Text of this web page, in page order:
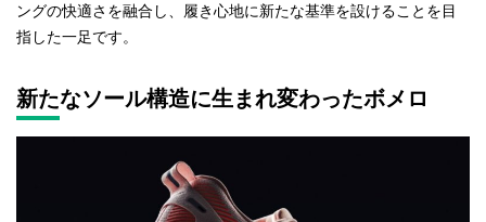
ングの快適さを融合し、履き心地に新たな基準を設けることを目
指した一足です。
新たなソール構造に生まれ変わったボメロ